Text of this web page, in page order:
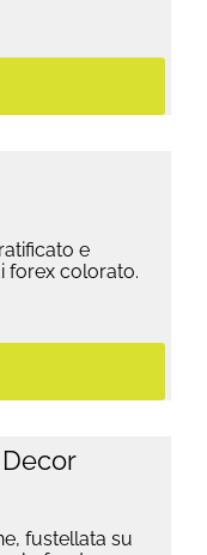
e
forex colorato.
fustellata su